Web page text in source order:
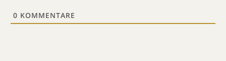
0 KOMMENTARE